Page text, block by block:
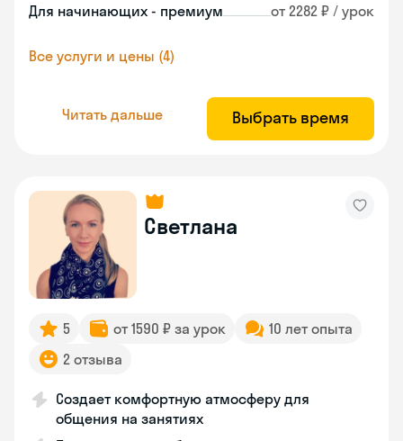
Для начинающих - премиум от 2282 ₽ / урок
Все услуги и цены (4)
Читать дальше Выбрать время
Светлана
5 от 1590 ₽ за урок
10 лет опыта
2 отзыва
Создает комфортную атмосферу для
общения на занятиях